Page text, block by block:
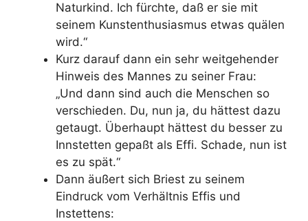
Naturkind. Ich fürchte, daß er sie mit
seinem Kunstenthusiasmus etwas quälen
wird.“
Kurz darauf dann ein sehr weitgehender
Hinweis des Mannes zu seiner Frau:
„Und dann sind auch die Menschen so
verschieden. Du, nun ja, du hättest dazu
getaugt. Überhaupt hättest du besser zu
Innstetten gepaßt als Effi. Schade, nun ist
es zu spät.“
Dann äußert sich Briest zu seinem
Eindruck vom Verhältnis Effis und
Instettens: